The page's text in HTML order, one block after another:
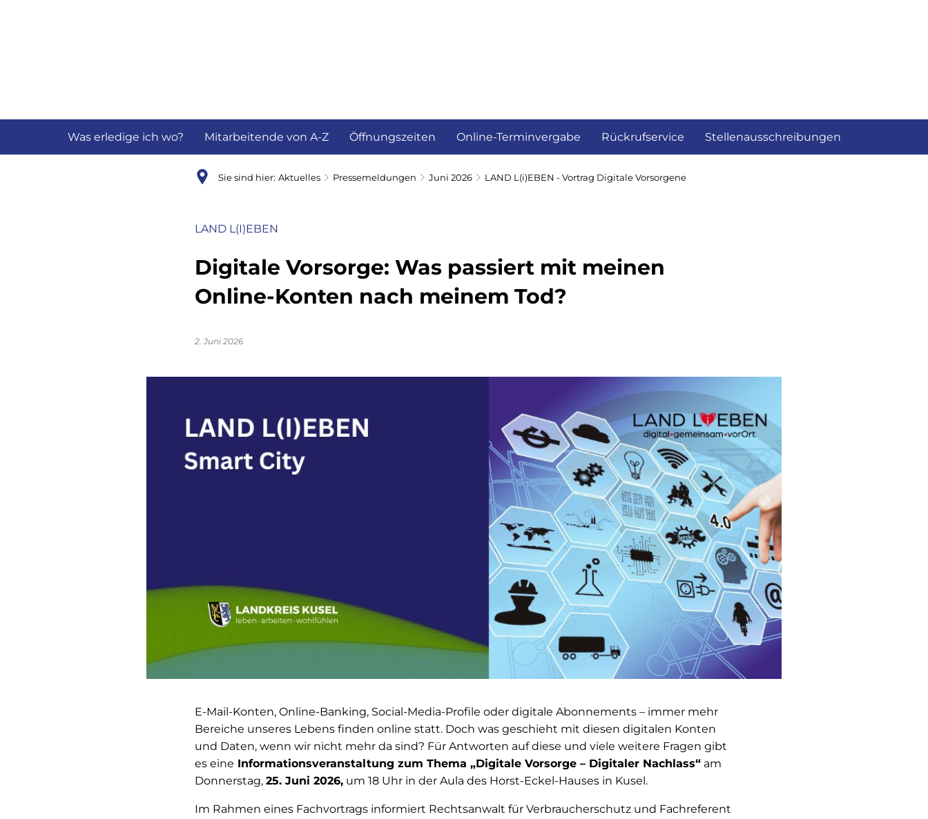
Was erledige ich wo? Mitarbeitende von A-Z Öffnungszeiten Online-Terminvergabe Rückrufservice Stellenausschreibungen
Sie sind hier: Aktuelles Pressemeldungen Juni 2026 LAND L(i)EBEN - Vortrag Digitale Vorsorgene
LAND L(I)EBEN
Digitale Vorsorge: Was passiert mit meinen
Online-Konten nach meinem Tod?
2. Juni 2026
E-Mail-Konten, Online-Banking, Social-Media-Profile oder digitale Abonnements – immer mehr
Bereiche unseres Lebens finden online statt. Doch was geschieht mit diesen digitalen Konten
und Daten, wenn wir nicht mehr da sind? Für Antworten auf diese und viele weitere Fragen gibt
es eine Informationsveranstaltung zum Thema „Digitale Vorsorge – Digitaler Nachlass“ am
Donnerstag, 25. Juni 2026, um 18 Uhr in der Aula des Horst-Eckel-Hauses in Kusel.
Im Rahmen eines Fachvortrags informiert Rechtsanwalt für Verbraucherschutz und Fachreferent